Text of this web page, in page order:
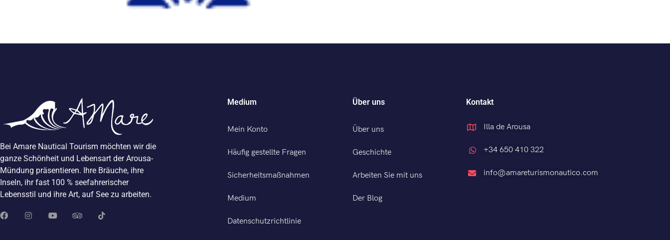
Bei Amare Nautical Tourism möchten wir die
ganze Schönheit und Lebensart der Arousa-
Mündung präsentieren. Ihre Bräuche, ihre
Inseln, ihr fast 100 % seefahrerischer
Lebensstil und ihre Art, auf See zu arbeiten.
Medium
Mein Konto
Häufig gestellte Fragen
Sicherheitsmaßnahmen
Medium
Datenschutzrichtlinie
Über uns
Über uns
Geschichte
Arbeiten Sie mit uns
Der Blog
Kontakt
Illa de Arousa
+34 650 410 322
info@amareturismonautico.com